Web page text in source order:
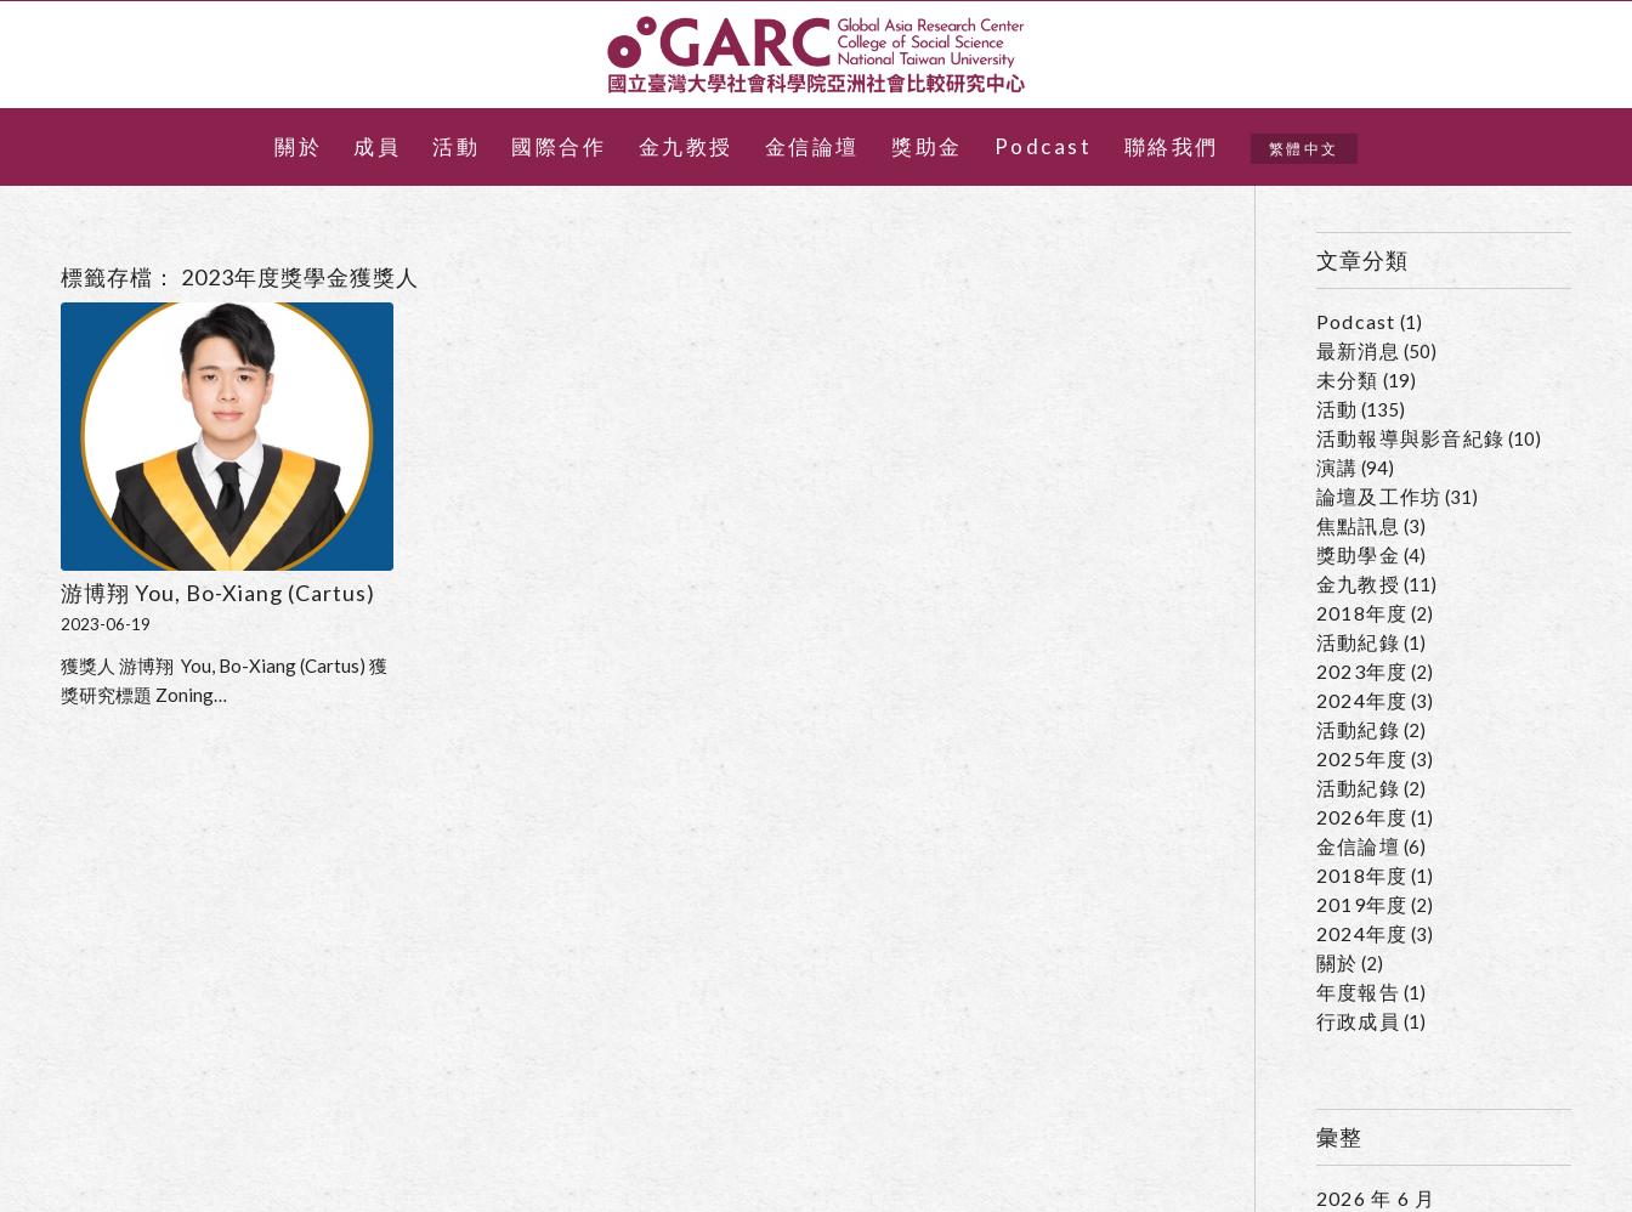
關於 成員 活動 國際合作 金九教授 金信論壇 獎助金 Podcast 聯絡我們 繁體中文
標籤存檔： 2023年度獎學金獲獎人
游博翔 You, Bo-Xiang (Cartus)
2023-06-19
獲獎人 游博翔 You, Bo-Xiang (Cartus) 獲
獎研究標題 Zoning…
文章分類
Podcast (1)
最新消息 (50)
未分類 (19)
活動 (135)
活動報導與影音紀錄 (10)
演講 (94)
論壇及工作坊 (31)
焦點訊息 (3)
獎助學金 (4)
金九教授 (11)
2018年度 (2)
活動紀錄 (1)
2023年度 (2)
2024年度 (3)
活動紀錄 (2)
2025年度 (3)
活動紀錄 (2)
2026年度 (1)
金信論壇 (6)
2018年度 (1)
2019年度 (2)
2024年度 (3)
關於 (2)
年度報告 (1)
行政成員 (1)
彙整
2026 年 6 月